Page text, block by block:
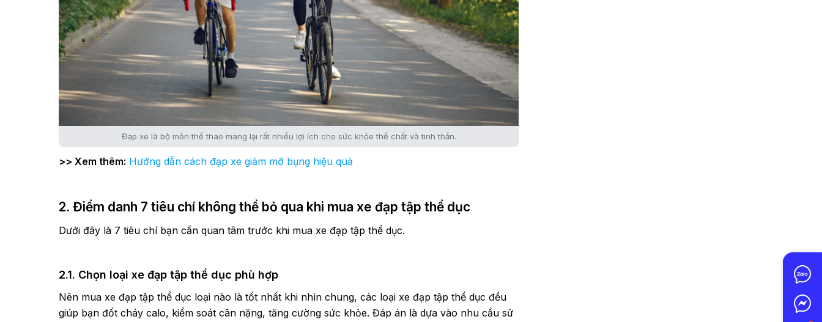
Đạp xe là bộ môn thể thao mang lại rất nhiều lợi ích cho sức khỏe thể chất và tinh thần.
>> Xem thêm: Hướng dẫn cách đạp xe giảm mỡ bụng hiệu quả
2. Điểm danh 7 tiêu chí không thể bỏ qua khi mua xe đạp tập thể dục
Dưới đây là 7 tiêu chí bạn cần quan tâm trước khi mua xe đạp tập thể dục.
2.1. Chọn loại xe đạp tập thể dục phù hợp
Nên mua xe đạp tập thể dục loại nào là tốt nhất khi nhìn chung, các loại xe đạp tập thể dục đều
giúp bạn đốt cháy calo, kiểm soát cân nặng, tăng cường sức khỏe. Đáp án là dựa vào nhu cầu sử